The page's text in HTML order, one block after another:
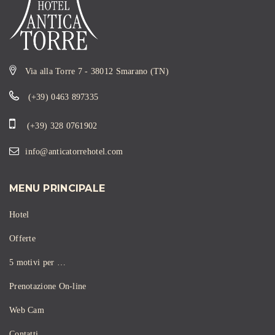
Via alla Torre 7 - 38012 Smarano (TN)
(+39) 0463 897335
(+39) 328 0761902
info@anticatorrehotel.com
MENU PRINCIPALE
Hotel
Offerte
5 motivi per …
Prenotazione On-line
Web Cam